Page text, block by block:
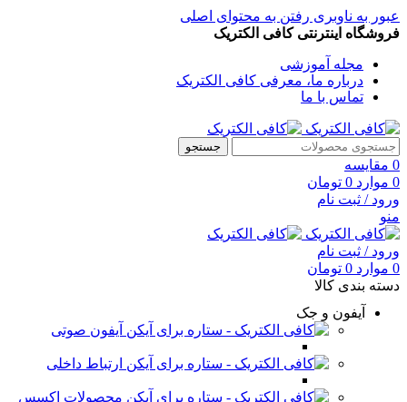
عبور به ناوبری رفتن به محتوای اصلی
فروشگاه اینترنتی کافی الکتریک
مجله آموزشی
درباره ما، معرفی کافی الکتریک
تماس با ما
جستجو
0 مقایسه
0 موارد 0 تومان
ورود / ثبت نام
منو
ورود / ثبت نام
0 موارد 0 تومان
دسته بندی کالا
آیفون و جک
آیفون صوتی
ارتباط داخلی
محصولات اکسس